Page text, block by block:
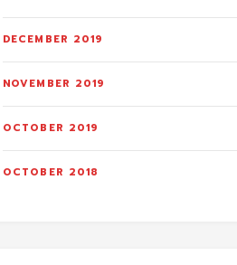
DECEMBER 2019
NOVEMBER 2019
OCTOBER 2019
OCTOBER 2018